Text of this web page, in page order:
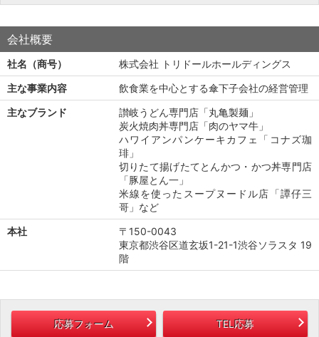
会社概要
社名（商号）
株式会社 トリドールホールディングス
主な事業内容
飲食業を中心とする傘下子会社の経営管理
主なブランド
讃岐うどん専門店「丸亀製麺」
炭火焼肉丼専門店「肉のヤマ牛」
ハワイアンパンケーキカフェ「コナズ珈
琲」
切りたて揚げたてとんかつ・かつ丼専門店
「豚屋とん一」
米線を使ったスープヌードル店「譚仔三
哥」など
本社
〒150-0043
東京都渋谷区道玄坂1-21-1渋谷ソラスタ 19
階
応募フォーム TEL応募